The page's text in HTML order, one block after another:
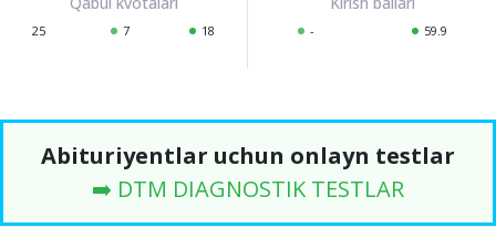
25 7 18 - 59.9
Abituriyentlar uchun onlayn testlar
➡️ DTM DIAGNOSTIK TESTLAR